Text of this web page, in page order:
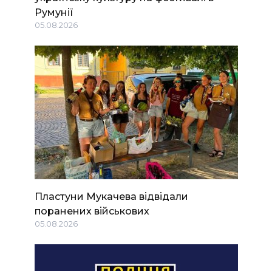
Румунії
05.08.2026
Пластуни Мукачева відвідали
поранених військових
05.08.2026